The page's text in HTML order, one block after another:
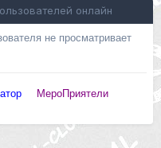
онлайн
не просматривает
МероПриятели